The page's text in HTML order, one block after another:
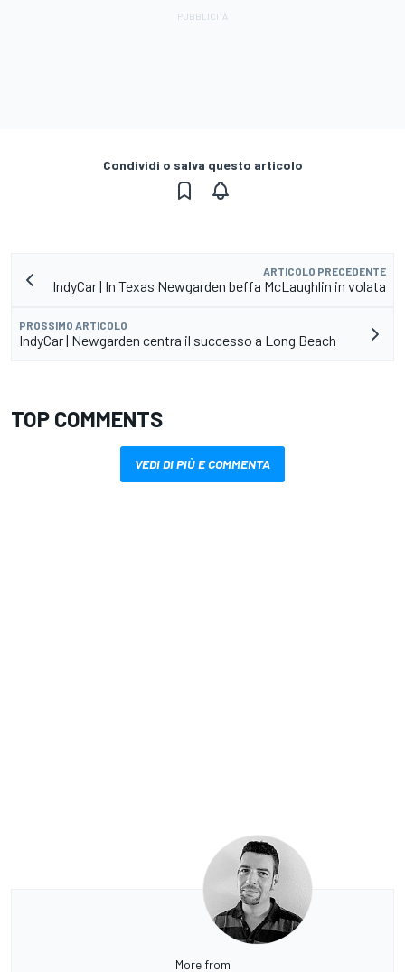
Condividi o salva questo articolo
ARTICOLO PRECEDENTE
IndyCar | In Texas Newgarden beffa McLaughlin in volata
PROSSIMO ARTICOLO
IndyCar | Newgarden centra il successo a Long Beach
TOP COMMENTS
VEDI DI PIÙ E COMMENTA
More from